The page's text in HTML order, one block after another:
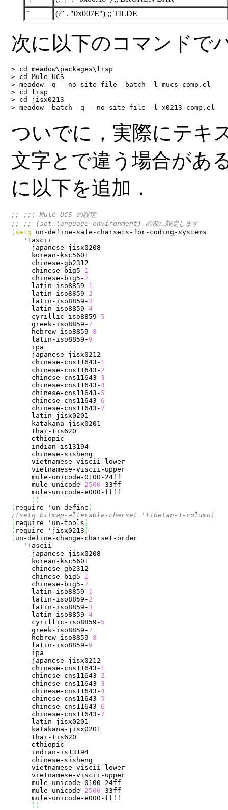
˜
(?˜ . "0x007E") ;; TILDE
次に以下のコマンドで
> cd meadow\packages\lisp
> cd Mule-UCS
> meadow -q --no-site-file -batch -l mucs-comp.el
> cd lisp
> cd jisx0213
> meadow -batch -q --no-site-file -l x0213-comp.el
ついでに，実際にテキ
文字とで違う場合があ
に以下を追加．
;; ;;; Mule-UCS の設定
;; ;; (set-language-environment) の前に設定します
( setq un-define-safe-charsets-for-coding-systems
   '
( ascii
     japanese-jisx0208
     korean-ksc5601
     chinese-gb2312
     chinese-big5-
1
     chinese-big5-
2
     latin-iso8859-
1
     latin-iso8859-
2
     latin-iso8859-
3
     latin-iso8859-
4
     cyrillic-iso8859-
5
     greek-iso8859-
7
     hebrew-iso8859-
8
     latin-iso8859-
9
     ipa
     japanese-jisx0212
     chinese-cns11643-
1
     chinese-cns11643-
2
     chinese-cns11643-
3
     chinese-cns11643-
4
     chinese-cns11643-
5
     chinese-cns11643-
6
     chinese-cns11643-
7
     latin-jisx0201
     katakana-jisx0201
     thai-tis620
     ethiopic
     indian-is13194
     chinese-sisheng
     vietnamese-viscii-lower
     vietnamese-viscii-upper
     mule-unicode-0100-24ff
     mule-unicode-
2500 -33ff
     mule-unicode-e000-ffff
) )
( require 'un-define )
;(setq bitmap-alterable-charset 'tibetan-1-column)
( require 'un-tools )
( require 'jisx0213 )
( un-define-change-charset-order
   '
( ascii
     japanese-jisx0208
     korean-ksc5601
     chinese-gb2312
     chinese-big5-
1
     chinese-big5-
2
     latin-iso8859-
1
     latin-iso8859-
2
     latin-iso8859-
3
     latin-iso8859-
4
     cyrillic-iso8859-
5
     greek-iso8859-
7
     hebrew-iso8859-
8
     latin-iso8859-
9
     ipa
     japanese-jisx0212
     chinese-cns11643-
1
     chinese-cns11643-
2
     chinese-cns11643-
3
     chinese-cns11643-
4
     chinese-cns11643-
5
     chinese-cns11643-
6
     chinese-cns11643-
7
     latin-jisx0201
     katakana-jisx0201
     thai-tis620
     ethiopic
     indian-is13194
     chinese-sisheng
     vietnamese-viscii-lower
     vietnamese-viscii-upper
     mule-unicode-0100-24ff
     mule-unicode-
2500 -33ff
     mule-unicode-e000-ffff
) )